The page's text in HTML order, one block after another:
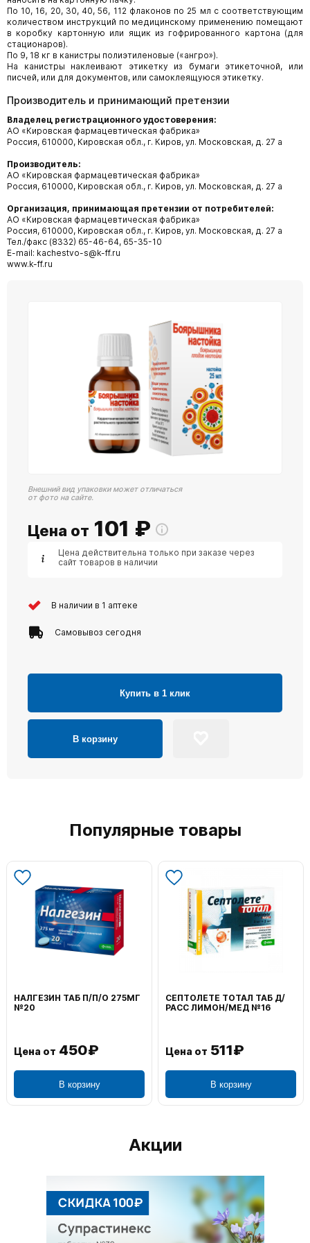
По 10, 16, 20, 30, 40, 56, 112 флаконов по 25 мл с соответствующим
количеством инструкций по медицинскому применению помещают
в коробку картонную или ящик из гофрированного картона (для
стационаров).
По 9, 18 кг в канистры полиэтиленовые («ангро»).
На канистры наклеивают этикетку из бумаги этикеточной, или
писчей, или для документов, или самоклеящуюся этикетку.
Производитель и принимающий претензии
Владелец регистрационного удостоверения:
АО «Кировская фармацевтическая фабрика»
Россия, 610000, Кировская обл., г. Киров, ул. Московская, д. 27 а
Производитель:
АО «Кировская фармацевтическая фабрика»
Россия, 610000, Кировская обл., г. Киров, ул. Московская, д. 27 а
Организация, принимающая претензии от потребителей:
АО «Кировская фармацевтическая фабрика»
Россия, 610000, Кировская обл., г. Киров, ул. Московская, д. 27 а
Тел./факс (8332) 65-46-64, 65-35-10
E-mail: kachestvo-s@k-ff.ru
www.k-ff.ru
Внешний вид упаковки может отличаться
от фото на сайте.
Цена от 101 ₽
Цена действительна только при заказе через
сайт товаров в наличии
В наличии в 1 аптеке
Самовывоз сегодня
Купить в 1 клик
В корзину
Популярные товары
НАЛГЕЗИН ТАБ П/П/О 275МГ
№20
Цена от 450₽
В корзину
СЕПТОЛЕТЕ ТОТАЛ ТАБ Д/
РАСС ЛИМОН/МЕД №16
Цена от 511₽
В корзину
Акции